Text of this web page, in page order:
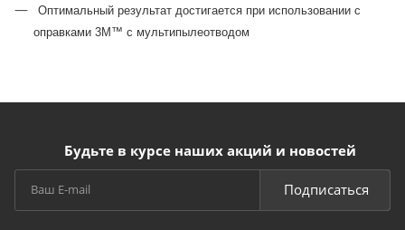
Оптимальный результат достигается при использовании с
оправками 3M™ с мультипылеотводом
Будьте в курсе наших акций и новостей
Подписаться